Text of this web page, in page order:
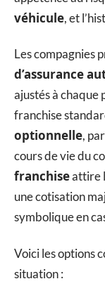
véhicule, et
Les compagnies
d’assurance
ajustés à chaque
franchise
optionnelle,
cours de vie du
franchiseattire
une cotisation
symbolique en
Voici les options
situation :